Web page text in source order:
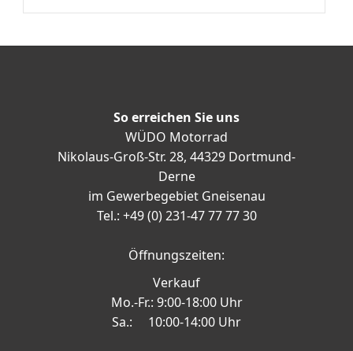
So erreichen Sie uns
WÜDO Motorrad
Nikolaus-Groß-Str. 28, 44329 Dortmund-
Derne
im Gewerbegebiet Gneisenau
Tel.: +49 (0) 231-47 77 77 30
Öffnungszeiten:
Verkauf
Mo.-Fr.: 9:00-18:00 Uhr
Sa.: 10:00-14:00 Uhr